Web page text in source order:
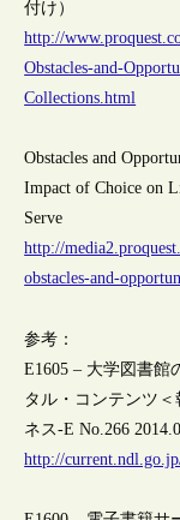
付け）
http://
Obstacles-and-
Collections.html
Obstacles and
Impact of Choice on
Serve
http://
obstacles-and-
参考：
E1605 – 大学図書館
タル・コンテンツ
ネス-E No.266
http://